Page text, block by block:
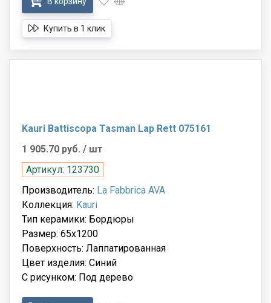
Купить в 1 клик
Kauri Battiscopa Tasman Lap Rett 075161
1 905.70 руб. / шт
Артикул: 123730
Производитель: La Fabbrica AVA
Коллекция: Kauri
Тип керамики: Бордюры
Размер: 65x1200
Поверхность: Лаппатированная
Цвет изделия: Синий
С рисунком: Под дерево